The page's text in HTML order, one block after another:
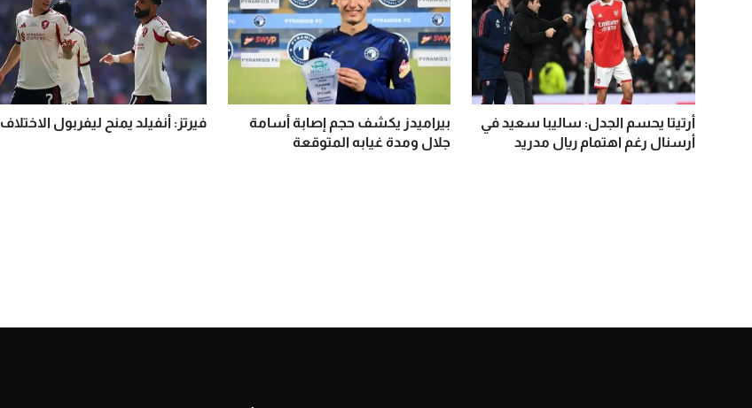
أرتيتا يحسم الجدل: ساليبا سعيد في
أرسنال رغم اهتمام ريال مدريد
بيراميدز يكشف حجم إصابة أسامة
جلال ومدة غيابه المتوقعة
فيرتز: أنفيلد يمنح ليفربول الاختلاف